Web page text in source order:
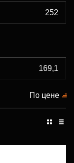
По цене